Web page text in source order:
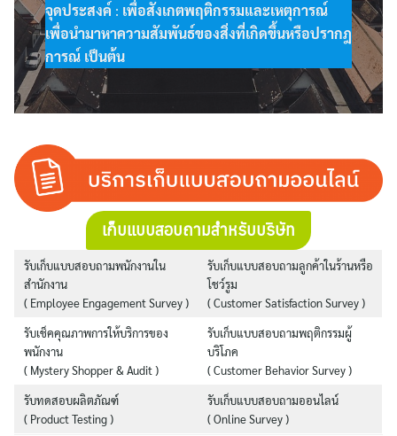
จุดประสงค์ : เพื่อสังเกตพฤติกรรมและเหตุการณ์
เพื่อนำมาหาความสัมพันธ์ของสิ่งที่เกิดขึ้นหรือปรากฎ
การณ์ เป็นต้น
เก็บแบบสอบถามสำหรับบริษัท
รับเก็บแบบสอบถามพนักงานใน
สำนักงาน
( Employee Engagement Survey )
รับเก็บแบบสอบถามลูกค้าในร้านหรือ
โชว์รูม
( Customer Satisfaction Survey )
รับเช็คคุณภาพการให้บริการของ
พนักงาน
( Mystery Shopper & Audit )
รับเก็บแบบสอบถามพฤติกรรมผู้
บริโภค
( Customer Behavior Survey )
รับทดสอบผลิตภัณฑ์
( Product Testing )
รับเก็บแบบสอบถามออนไลน์
( Online Survey )